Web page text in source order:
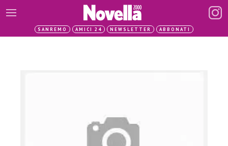
SANREMO AMICI 24 NEWSLETTER ABBONATI